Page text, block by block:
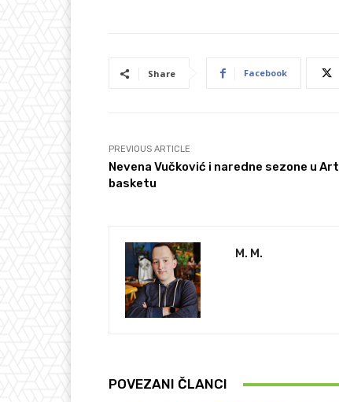
Share Facebook
PREVIOUS ARTICLE
Nevena Vučković i naredne sezone u Art
basketu
M. M.
POVEZANI ČLANCI